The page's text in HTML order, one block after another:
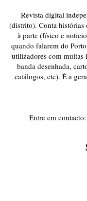
Revista digital
(distrito). Conta histórias
à parte (físico e
quando falarem do
utilizadores com muitas
banda desenhada,
catálogos, etc). É a
Entre em contacto: